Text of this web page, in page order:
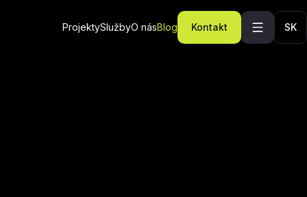
ProjektySlužbyO násBlog Kontakt SK